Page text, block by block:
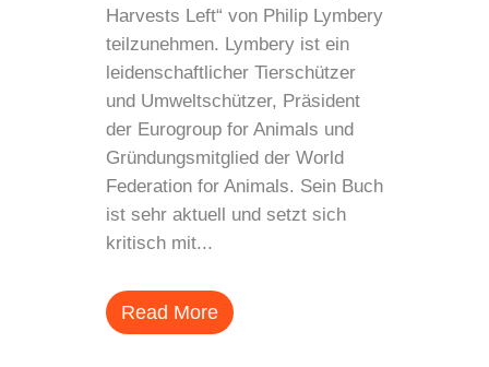
Harvests Left“ von Philip Lymbery
teilzunehmen. Lymbery ist ein
leidenschaftlicher Tierschützer
und Umweltschützer, Präsident
der Eurogroup for Animals und
Gründungsmitglied der World
Federation for Animals. Sein Buch
ist sehr aktuell und setzt sich
kritisch mit...
Read More